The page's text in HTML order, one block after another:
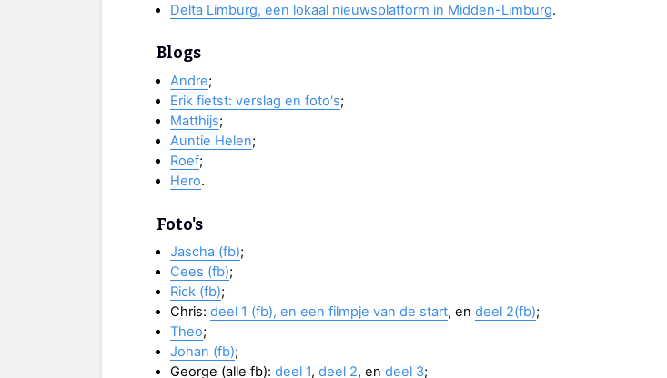
Delta Limburg, een lokaal nieuwsplatform in Midden-Limburg.
Blogs
Andre;
Erik fietst: verslag en foto's;
Matthijs;
Auntie Helen;
Roef;
Hero.
Foto's
Jascha (fb);
Cees (fb);
Rick (fb);
Chris: deel 1 (fb), en een filmpje van de start, en deel 2(fb);
Theo;
Johan (fb);
George (alle fb): deel 1, deel 2, en deel 3;